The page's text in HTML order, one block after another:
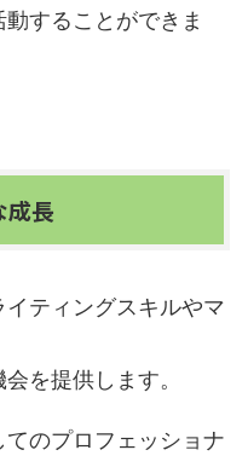
することができま
成長
ティングスキルやマ
を提供します。
のプロフェッショナ